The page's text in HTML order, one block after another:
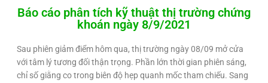
Báo cáo phân tích kỹ thuật thị trường chứng
khoán ngày 8/9/2021
Sau phiên giảm điểm hôm qua, thị trường ngày 08/09 mở cửa
với tâm lý tương đối thận trọng. Phần lớn thời gian phiên sáng,
chỉ số giằng co trong biên độ hẹp quanh mốc tham chiếu. Sang